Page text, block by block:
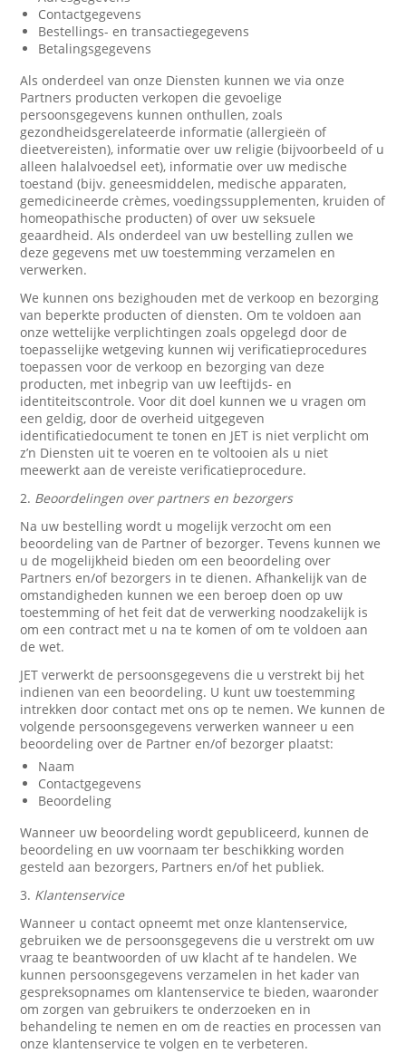
Contactgegevens
Bestellings- en transactiegegevens
Betalingsgegevens
Als onderdeel van onze Diensten kunnen we via onze
Partners producten verkopen die gevoelige
persoonsgegevens kunnen onthullen, zoals
gezondheidsgerelateerde informatie (allergieën of
dieetvereisten), informatie over uw religie (bijvoorbeeld of u
alleen halalvoedsel eet), informatie over uw medische
toestand (bijv. geneesmiddelen, medische apparaten,
gemedicineerde crèmes, voedingssupplementen, kruiden of
homeopathische producten) of over uw seksuele
geaardheid. Als onderdeel van uw bestelling zullen we
deze gegevens met uw toestemming verzamelen en
verwerken.
We kunnen ons bezighouden met de verkoop en bezorging
van beperkte producten of diensten. Om te voldoen aan
onze wettelijke verplichtingen zoals opgelegd door de
toepasselijke wetgeving kunnen wij verificatieprocedures
toepassen voor de verkoop en bezorging van deze
producten, met inbegrip van uw leeftijds- en
identiteitscontrole. Voor dit doel kunnen we u vragen om
een geldig, door de overheid uitgegeven
identificatiedocument te tonen en JET is niet verplicht om
z’n Diensten uit te voeren en te voltooien als u niet
meewerkt aan de vereiste verificatieprocedure.
2. Beoordelingen over partners en bezorgers
Na uw bestelling wordt u mogelijk verzocht om een
beoordeling van de Partner of bezorger. Tevens kunnen we
u de mogelijkheid bieden om een beoordeling over
Partners en/of bezorgers in te dienen. Afhankelijk van de
omstandigheden kunnen we een beroep doen op uw
toestemming of het feit dat de verwerking noodzakelijk is
om een contract met u na te komen of om te voldoen aan
de wet.
JET verwerkt de persoonsgegevens die u verstrekt bij het
indienen van een beoordeling. U kunt uw toestemming
intrekken door contact met ons op te nemen. We kunnen de
volgende persoonsgegevens verwerken wanneer u een
beoordeling over de Partner en/of bezorger plaatst:
Naam
Contactgegevens
Beoordeling
Wanneer uw beoordeling wordt gepubliceerd, kunnen de
beoordeling en uw voornaam ter beschikking worden
gesteld aan bezorgers, Partners en/of het publiek.
3. Klantenservice
Wanneer u contact opneemt met onze klantenservice,
gebruiken we de persoonsgegevens die u verstrekt om uw
vraag te beantwoorden of uw klacht af te handelen. We
kunnen persoonsgegevens verzamelen in het kader van
gespreksopnames om klantenservice te bieden, waaronder
om zorgen van gebruikers te onderzoeken en in
behandeling te nemen en om de reacties en processen van
onze klantenservice te volgen en te verbeteren.